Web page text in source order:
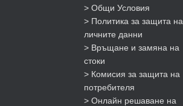
> Общи Условия
> Политика за защита на
личните данни
> Връщане и замяна на
стоки
> Комисия за защита на
потребителя
> Онлайн решаване на